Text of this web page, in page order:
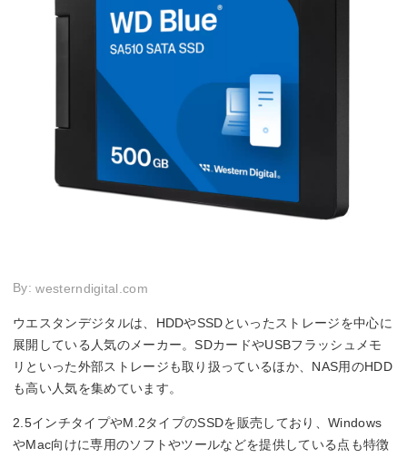
By:westerndigital.com
ウエスタンデジタルは、HDDやSSDといったストレージを中心に
展開している人気のメーカー。SDカードやUSBフラッシュメモ
リといった外部ストレージも取り扱っているほか、NAS用のHDD
も高い人気を集めています。
2.5インチタイプやM.2タイプのSSDを販売しており、Windows
やMac向けに専用のソフトやツールなどを提供している点も特徴